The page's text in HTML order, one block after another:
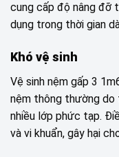
cung cấp độ nâng đỡ
dụng trong thời gian
Khó vệ sinh
Vệ sinh nệm gấp 3
nệm thông thường
nhiều lớp phức tạp.
và vi khuẩn, gây hại